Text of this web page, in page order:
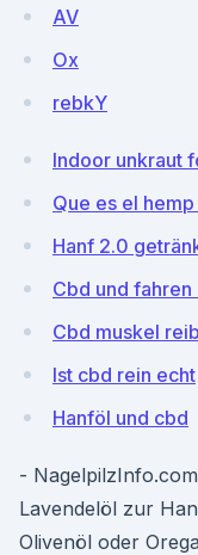
AV
Ox
rebkY
Indoor unkraut
Que es el
Hanf 2.0
Cbd und fahren
Cbd muskel
Ist cbd rein echt
Hanföl und cbd
-
Lavendelöl zur
Olivenöl oder